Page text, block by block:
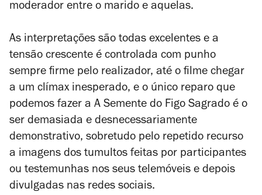
moderador entre o marido e aquelas.
As interpretações são todas excelentes e a
tensão crescente é controlada com punho
sempre firme pelo realizador, até o filme chegar
a um clímax inesperado, e o único reparo que
podemos fazer a A Semente do Figo Sagrado é o
ser demasiada e desnecessariamente
demonstrativo, sobretudo pelo repetido recurso
a imagens dos tumultos feitas por participantes
ou testemunhas nos seus telemóveis e depois
divulgadas nas redes sociais.